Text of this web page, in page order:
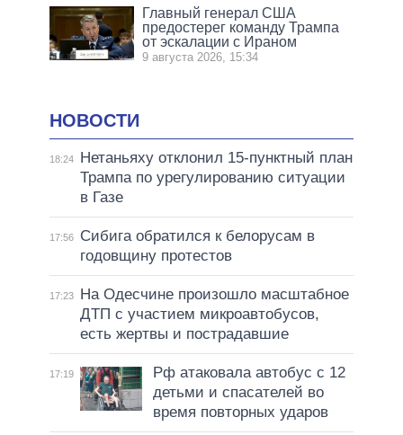
Главный генерал США
предостерег команду Трампа
от эскалации с Ираном
9 августа 2026, 15:34
НОВОСТИ
18:24
Нетаньяху отклонил 15-пунктный план
Трампа по урегулированию ситуации
в Газе
17:56
Сибига обратился к белорусам в
годовщину протестов
17:23
На Одесчине произошло масштабное
ДТП с участием микроавтобусов,
есть жертвы и пострадавшие
17:19
Рф атаковала автобус с 12
детьми и спасателей во
время повторных ударов